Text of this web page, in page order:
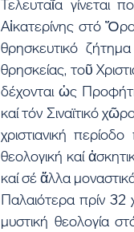
Τελευταῖα γίνεται
Αἰκατερίνης στό
θρησκευτικό
θρησκείας, τοῦ
δέχονται ὡς
καί τόν Σιναϊτικό
χριστιανική
θεολογική καί
καί σέ ἄλλα
Παλαιότερα πρίν 32
μυστική θεολογία